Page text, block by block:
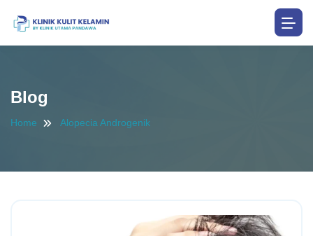
Blog
Home Alopecia Androgenik